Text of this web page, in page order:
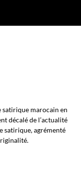
satirique marocain en
décalé de l’actualité
satirique, agrémenté